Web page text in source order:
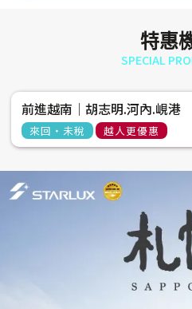
特惠
SPECIAL
前進越南│胡志明.河內.峴港
來回‧未稅 越人更優惠